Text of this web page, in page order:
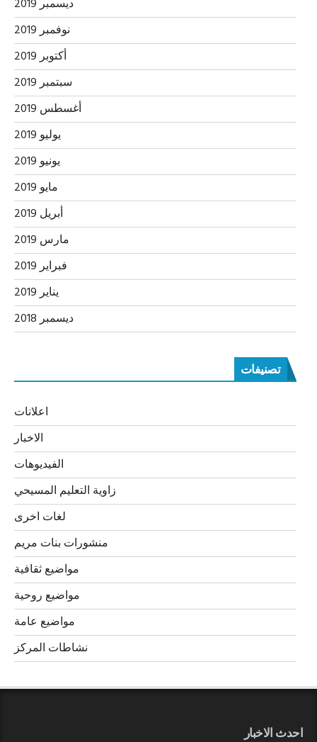
ديسمبر 2019
نوفمبر 2019
أكتوبر 2019
سبتمبر 2019
أغسطس 2019
يوليو 2019
يونيو 2019
مايو 2019
أبريل 2019
مارس 2019
فبراير 2019
يناير 2019
ديسمبر 2018
تصنيفات
اعلانات
الاخبار
الفيديوهات
زاوية التعليم المسيحي
لغات اخرى
منشورات بنات مريم
مواضيع ثقافية
مواضيع روحية
مواضيع عامة
نشاطات المركز
احدث الاخبار